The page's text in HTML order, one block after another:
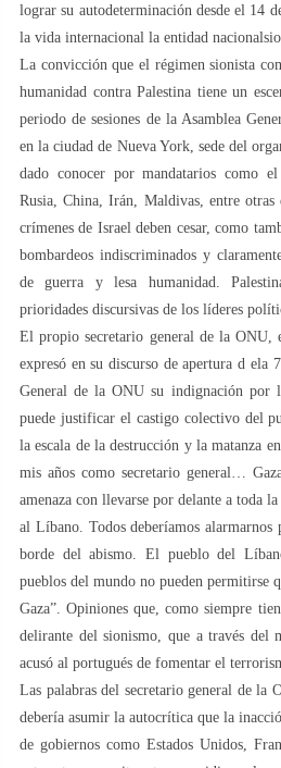
lograr su autodeterminación desde el 14
la vida internacional la entidad
La convicción que el régimen sionista
humanidad contra Palestina tiene un
periodo de sesiones de la Asamblea
en la ciudad de Nueva York, sede del
dado conocer por mandatarios como
Rusia, China, Irán, Maldivas, entre otras
crímenes de Israel deben cesar, como
bombardeos indiscriminados y
de guerra y lesa humanidad.
prioridades discursivas de los líderes
El propio secretario general de la ONU,
expresó en su discurso de apertura d ela
General de la ONU su indignación por
puede justificar el castigo colectivo del
la escala de la destrucción y la matanza
mis años como secretario general…
amenaza con llevarse por delante a toda
al Líbano. Todos deberíamos alarmarnos
borde del abismo. El pueblo del
pueblos del mundo no pueden permitirse
Gaza”. Opiniones que, como siempre
delirante del sionismo, que a través del
acusó al portugués de fomentar el
Las palabras del secretario general de la
debería asumir la autocrítica que la
de gobiernos como Estados Unidos,